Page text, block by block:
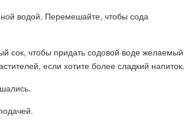
водой. Перемешайте, чтобы сода
сок, чтобы придать содовой воде желаемый
если хотите более сладкий напиток.